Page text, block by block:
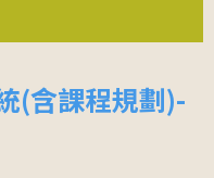
(含課程規劃)-